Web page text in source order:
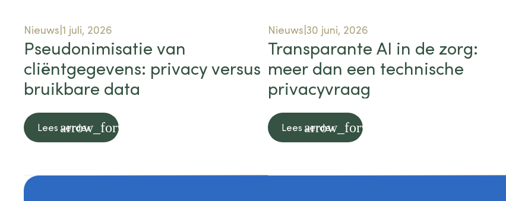
Nieuws 1 juli, 2026
Pseudonimisatie van
cliëntgegevens: privacy versus
bruikbare data
Lees verder
arrow_forward
Nieuws 30 juni, 2026
Transparante AI in de zorg:
meer dan een technische
privacyvraag
Lees verder
arrow_forward